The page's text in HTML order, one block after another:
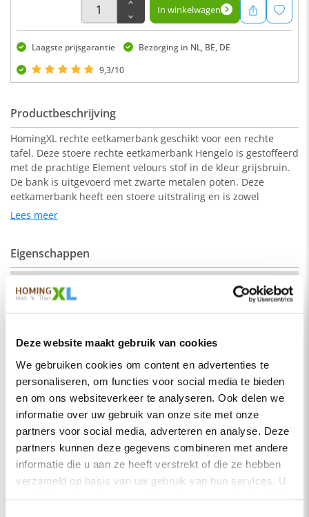
Deze website maakt gebruik van cookies
We gebruiken cookies om content en advertenties te
personaliseren, om functies voor social media te bieden
en om ons websiteverkeer te analyseren. Ook delen we
informatie over uw gebruik van onze site met onze
partners voor social media, adverteren en analyse. Deze
partners kunnen deze gegevens combineren met andere
informatie die u aan ze heeft verstrekt of die ze hebben
verzameld op basis van uw gebruik van hun services. U
In winkelwagen
Laagste prijsgarantie
Bezorging in NL, BE, DE
9,3/10
Productbeschrijving
HomingXL rechte eetkamerbank geschikt voor een rechte
tafel. Deze stoere rechte eetkamerbank Hengelo is gestoffeerd
met de prachtige Element velours stof in de kleur grijsbruin.
De bank is uitgevoerd met zwarte metalen poten. Deze
eetkamerbank heeft een stoere uitstraling en is zowel
geschikt voor een industrieel als een modern interieur.
De kleur op de foto kan per computerscherm afwijken van de
werkelijkheid. Zeker weten dat dit de kleur is die je zoekt?
Vraag dan een stukje van de stof op via de knop "kleurstaal
aanvragen".
Zitdiepte: 44 cm
Zithoogte: 51 cm
Stof
Element stof is een velours stofsoort met een zachte
uitstraling. Door de velours stof krijgt de bank een zeer
opvallende en rijke uitstraling. De Element stof is geschikt
voor zowel een modern als een klassiek interieur.
Samenstelling:
100% PES (polyester)
Lees meer
Eigenschappen
hengelo-recht-200-elm03
Montage
Soort
Eetkamerbanken
Vorm
Serie
Hengelo
Kleur
Grijsbruin
Materiaal
Zitbreedte
200 cm
Zitdiepte
44 cm